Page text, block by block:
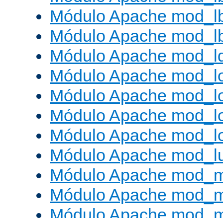
Módulo Apache
Módulo Apache
Módulo Apache
Módulo Apache
Módulo Apache
Módulo Apache
Módulo Apache
Módulo Apache
Módulo Apache
Módulo Apache